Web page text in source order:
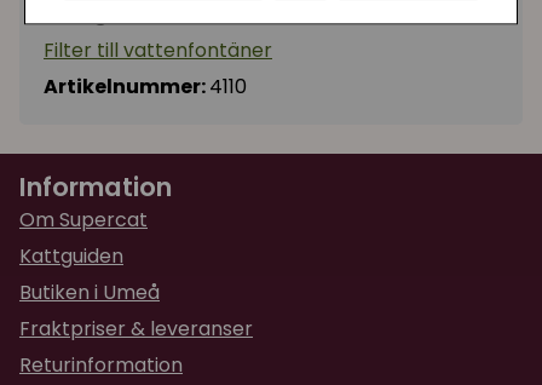
Filter till vattenfontäner
Artikelnummer:4110
Information
Om Supercat
Kattguiden
Butiken i Umeå
Fraktpriser & leveranser
Returinformation